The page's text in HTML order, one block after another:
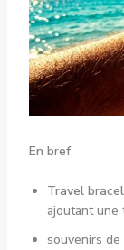
En bref
Travel
ajoutant une
souvenirs